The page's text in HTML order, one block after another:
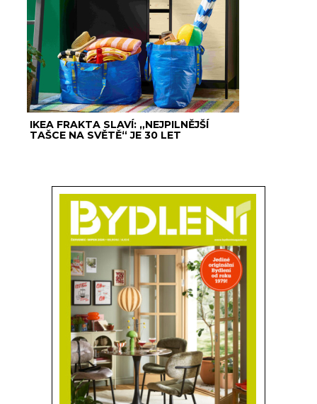
IKEA FRAKTA SLAVÍ: „NEJPILNĚJŠÍ
TAŠCE NA SVĚTĚ“ JE 30 LET